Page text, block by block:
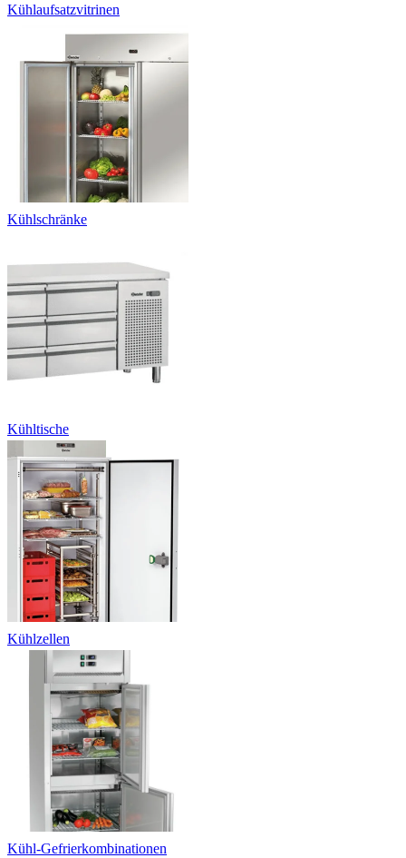
Kühlaufsatzvitrinen
Kühlschränke
Kühltische
Kühlzellen
Kühl-Gefrierkombinationen